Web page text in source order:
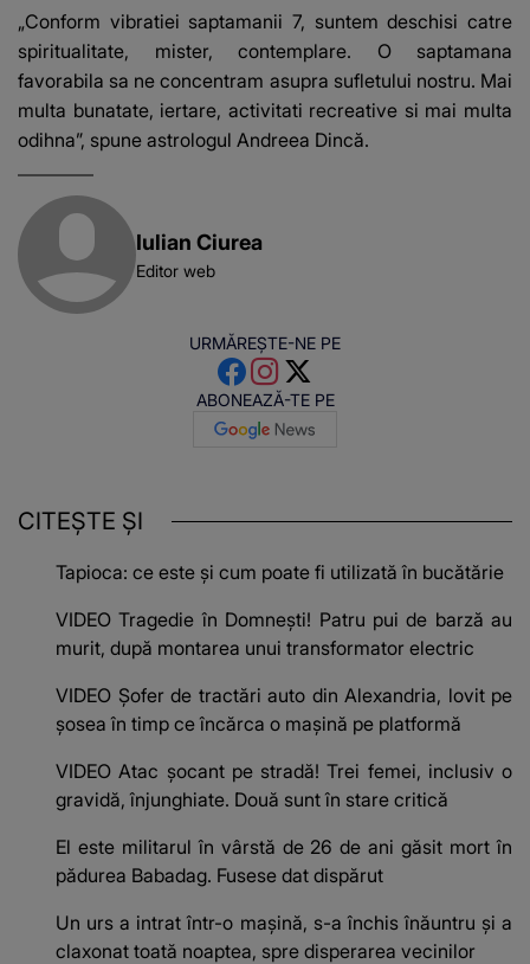
„Conform vibratiei saptamanii 7, suntem deschisi catre
spiritualitate, mister, contemplare. O saptamana
favorabila sa ne concentram asupra sufletului nostru. Mai
multa bunatate, iertare, activitati recreative si mai multa
odihna”, spune astrologul Andreea Dincă.
Iulian Ciurea
Editor web
URMĂREȘTE-NE PE
ABONEAZĂ-TE PE
CITEȘTE ȘI
Tapioca: ce este și cum poate fi utilizată în bucătărie
VIDEO Tragedie în Domnești! Patru pui de barză au
murit, după montarea unui transformator electric
VIDEO Șofer de tractări auto din Alexandria, lovit pe
șosea în timp ce încărca o mașină pe platformă
VIDEO Atac șocant pe stradă! Trei femei, inclusiv o
gravidă, înjunghiate. Două sunt în stare critică
El este militarul în vârstă de 26 de ani găsit mort în
pădurea Babadag. Fusese dat dispărut
Un urs a intrat într-o mașină, s-a închis înăuntru și a
claxonat toată noaptea, spre disperarea vecinilor